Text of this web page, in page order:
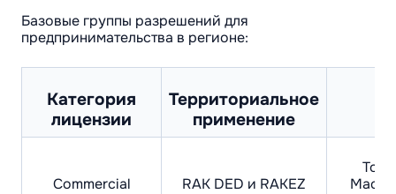
Базовые группы разрешений для
предпринимательства в регионе:
Категория
лицензии
Территориальное
применение
Commercial RAK DED и RAKEZ